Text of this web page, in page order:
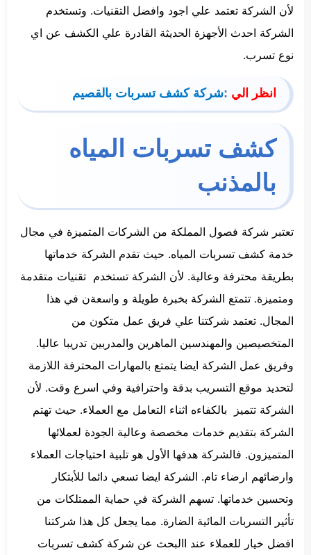
لأن الشركة تعتمد علي اجود وافضل التقنيات. وتستخدم
الشركة احدث الأجهزة الحديثة القادرة علي الكشف عن اي
نوع تسرب.
انظر الي :شركة كشف تسربات بالقصيم
كشف تسربات المياه
بالمذنب
تعتبر شركة فصول المملكة من الشركات المتميزة في مجال
خدمة كشف تسربات المياه. حيث تقدم الشركة خدماتها
بطريقة محترفة وعالية. لأن الشركة تستخدم تقنيات متقدمة
ومتميزة. تتمتع الشركة بخبرة طويلة و واسعةن في هذا
المجال. تعتمد شركتنا علي فريق عمل متكون من
المتخصيصين والمهندسين الماهرين والمدربين تدريبا عاليا.
وفريق عمل الشركة ايضا يتمتع بالمهارات المحترفة اللازمة
لتحديد موقع التسريب بدقة واحترافية وفي اسرع وقت. لأن
الشركة تتميز بالكفاءه اثناء التعامل مع العملاء. حيث تهتم
الشركة بتقديم خدمات مخصصة وعالية الجودة لعملائها
المتميزون. فالشركة هدفها الأول هو تلبية احتياجات العملاء
وارضائهم ارضاء تام. الشركة ايضا تسعي دائما للأبتكار
وتحسين خدماتها. تسهم الشركة في حماية الممتلكات من
تأثير التسربات المائية الضارة. مما يجعل كل هذا شركتنا
افضل خيار للعملاء عند االبحث عن شركة كشف تسربات